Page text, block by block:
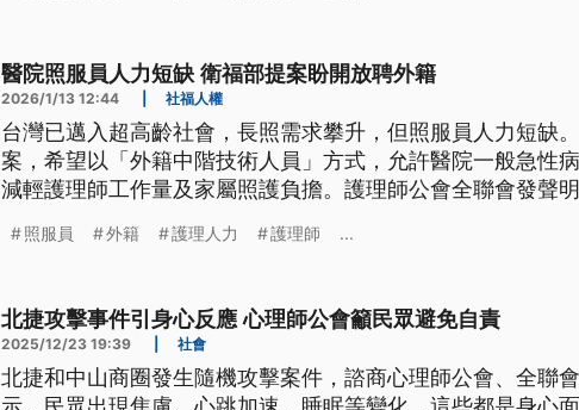
醫院照服員人力短缺 衛福部提案盼開放聘外籍
2026/1/13 12:44 社福人權
台灣已邁入超高齡社會，長照需求攀升，但照服員人力短缺
案，希望以「外籍中階技術人員」方式，允許醫院一般急性
減輕護理師工作量及家屬照護負擔。護理師公會全聯會發聲
套。
照服員 外籍 護理人力 護理師 ...
北捷攻擊事件引身心反應 心理師公會籲民眾避免自責
2025/12/23 19:39 社會
北捷和中山商圈發生隨機攻擊案件，諮商心理師公會、全聯